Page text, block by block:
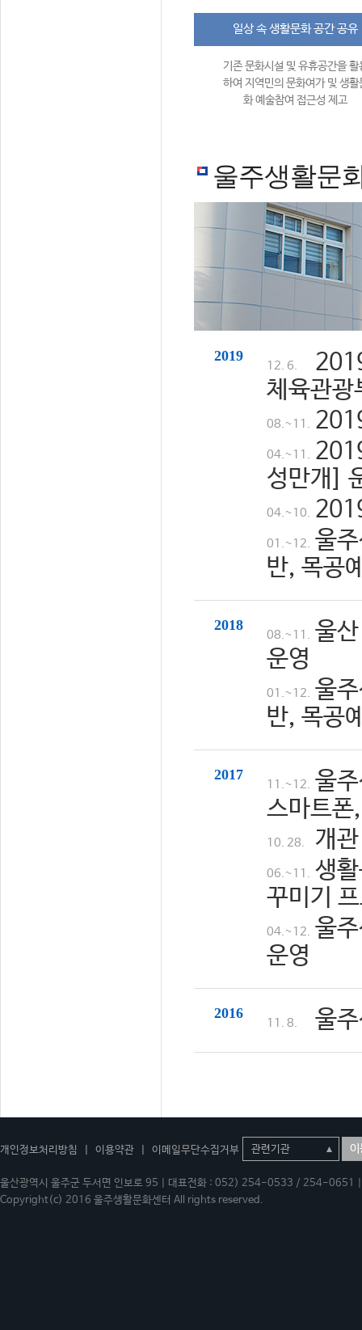
일상 속 생활문화 공간 공유
기존 문화시설 및 유휴공간을 활
하여 지역민의 문화여가 및 생활
화 예술참여 접근성 제고
울주생활문
2019
12. 6.
체육관광
08.~11.
04.~11.
성만개]
04.~10.
01.~12. 울
반, 목공
2018
08.~11. 울
운영
01.~12. 울
반, 목공
2017
11.~12. 울
스마트
10. 28. 개
06.~11. 생
꾸미기
04.~12. 울
운영
2016
11. 8. 울
개인정보처리방침 이용약관 이메일무단수집거부 이
울산광역시 울주군 두서면 인보로 95 | 대표전화 : 052) 254-0533 / 254-
Copyright(c) 2016 울주생활문화센터 All rights reserved.